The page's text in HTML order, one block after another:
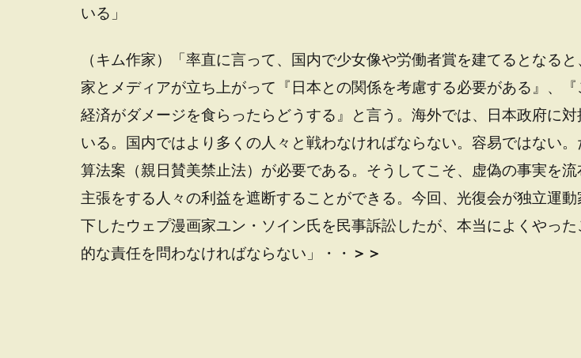
いる」
（キム作家）「率直に言って、国内で少女像や労働者賞を建てるとなる
家とメディアが立ち上がって『日本との関係を考慮する必要がある』、
経済がダメージを食らったらどうする』と言う。海外では、日本政府に対
いる。国内ではより多くの人々と戦わなければならない。容易ではない
算法案（親日賛美禁止法）が必要である。そうしてこそ、虚偽の事実を流
主張をする人々の利益を遮断することができる。今回、光復会が独立運
下したウェプ漫画家ユン・ソイン氏を民事訴訟したが、本当によくやっ
的な責任を問わなければならない」・・ ＞＞